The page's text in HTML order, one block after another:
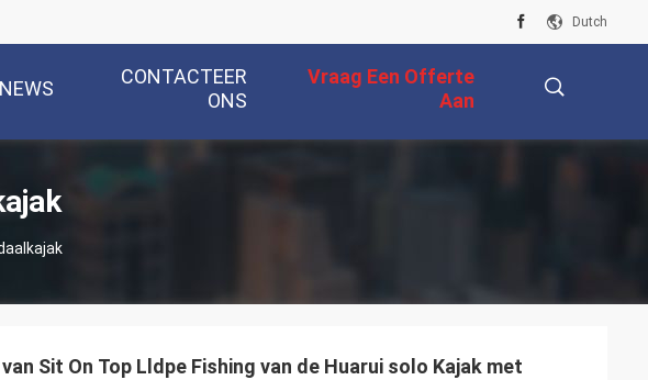
Dutch
NEWS
CONTACTEER
ONS
Vraag Een Offerte
Aan
van Sit On Top Lldpe Fishing van de Huarui solo Kajak met